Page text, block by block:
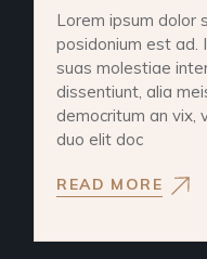
Lorem ipsum dolor
posidonium est ad.
suas molestiae
dissentiunt, alia
democritum an vix,
duo elit doc
READ MORE